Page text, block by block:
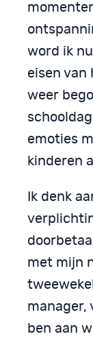
word ik
eisen van
weer
emoties
kinderen
Ik denk
met mijn
manager,
ben aan